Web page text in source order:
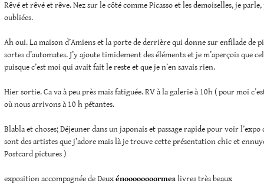
Rêvé et rêvé et rêve. Nez sur le côté comme Picasso et les demoiselles, je
oubliées.
Ah oui. La maison d’Amiens et la porte de derrière qui donne sur enfilade de
sortes d’automates. J’y ajoute timidement des éléments et je m’aperçois que
puisque c’est moi qui avait fait le reste et que je n’en savais rien.
Hier sortie. Ca va à peu près mais fatiguée. RV à la galerie à 10h ( pour moi
où nous arrivons à 10 h pétantes.
Blabla et choses; Déjeuner dans un japonais et passage rapide pour voir l’expo
sont des artistes que j’adore mais là je trouve cette présentation chic et
Postcard pictures )
exposition accompagnée de Deuxénoooooooormeslivres très beaux